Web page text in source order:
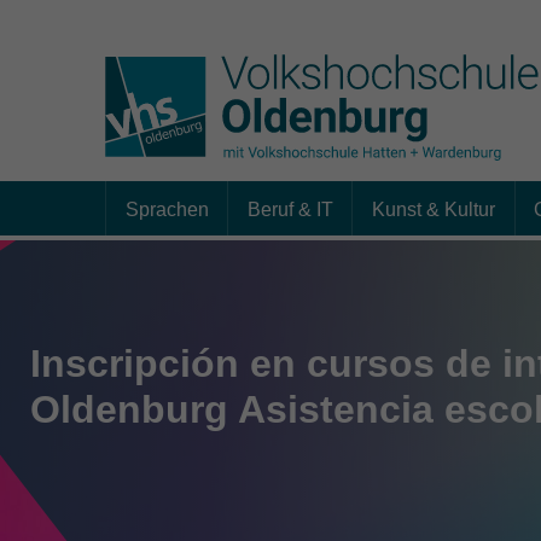
Skip to main content
Sprachen Beruf & IT Kunst & Kultur
Inscripción en cursos de
Oldenburg Asistencia